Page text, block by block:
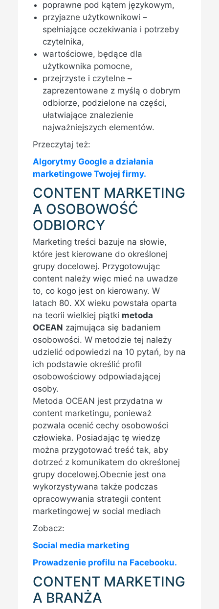
poprawne pod kątem językowym,
przyjazne użytkownikowi –
spełniające oczekiwania i potrzeby
czytelnika,
wartościowe, będące dla
użytkownika pomocne,
przejrzyste i czytelne –
zaprezentowane z myślą o dobrym
odbiorze, podzielone na części,
ułatwiające znalezienie
najważniejszych elementów.
Przeczytaj też:
Algorytmy Google a działania
marketingowe Twojej firmy.
CONTENT MARKETING
A OSOBOWOŚĆ
ODBIORCY
Marketing treści bazuje na słowie,
które jest kierowane do określonej
grupy docelowej. Przygotowując
content należy więc mieć na uwadze
to, co kogo jest on kierowany. W
latach 80. XX wieku powstała oparta
na teorii wielkiej piątki metoda
OCEAN zajmująca się badaniem
osobowości. W metodzie tej należy
udzielić odpowiedzi na 10 pytań, by na
ich podstawie określić profil
osobowościowy odpowiadającej
osoby.
Metoda OCEAN jest przydatna w
content marketingu, ponieważ
pozwala ocenić cechy osobowości
człowieka. Posiadając tę wiedzę
można przygotować treść tak, aby
dotrzeć z komunikatem do określonej
grupy docelowej.Obecnie jest ona
wykorzystywana także podczas
opracowywania strategii content
marketingowej w social mediach
Zobacz:
Social media marketing
Prowadzenie profilu na Facebooku.
CONTENT MARKETING
A BRANŻA